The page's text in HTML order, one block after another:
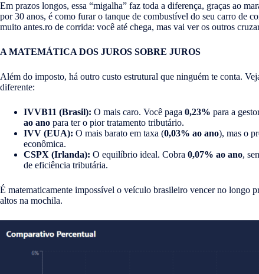
Em prazos longos, essa “migalha” faz toda a diferença, graças ao
por 30 anos, é como furar o tanque de combustível do seu carro de
muito antes.ro de corrida: você até chega, mas vai ver os outros
A MATEMÁTICA DOS JUROS SOBRE JUROS
Além do imposto, há outro custo estrutural que ninguém te conta.
diferente:
IVVB11 (Brasil): O mais caro. Você paga 0,23% para a
ao ano para ter o pior tratamento tributário.
IVV (EUA): O mais barato em taxa (0,03% ao ano), mas o
econômica.
CSPX (Irlanda): O equilíbrio ideal. Cobra 0,07% ao ano,
de eficiência tributária.
É matematicamente impossível o veículo brasileiro vencer no longo
altos na mochila.